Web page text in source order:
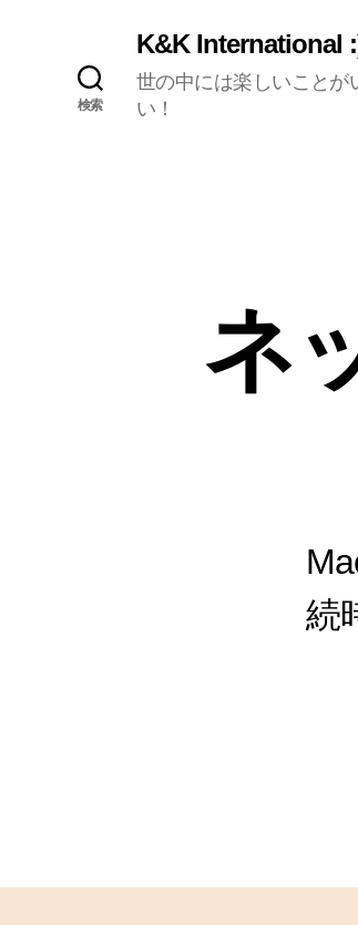
検索
K&K International
世の中には楽しいことが
い！
ネ
続